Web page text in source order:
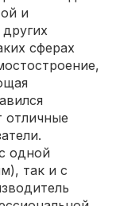
и
сферах
отличные
одной
так и с